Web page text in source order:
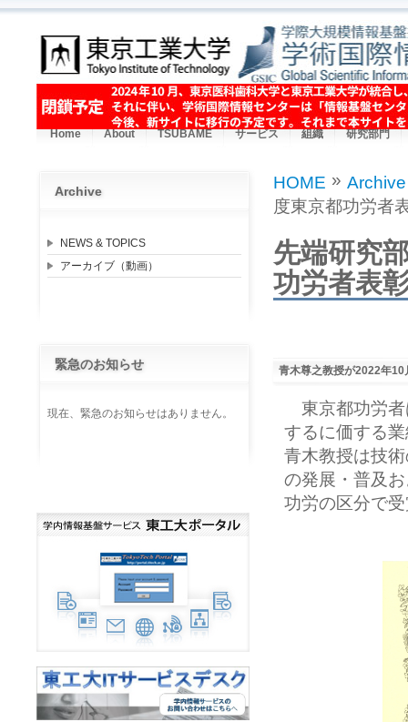
Skip to main content
Home About TSUBAME サービス 組織 研究部門
Archive
NEWS & TOPICS
アーカイブ（動画）
緊急のお知らせ
現在、緊急のお知らせはありません。
You are here
HOME » Archive
度東京都功労者
先端研究
功労者表
青木尊之教授が2022年10
東京都功労者
するに価する
青木教授は技
の発展・普及
功労の区分で